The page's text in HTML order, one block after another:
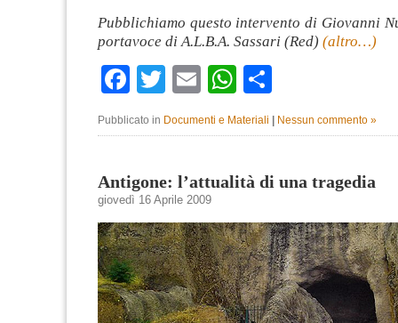
Pubblichiamo questo intervento di Giovanni
portavoce di A.L.B.A. Sassari (Red) (altro…)
Facebook
TwitterEmailWhatsApp
Pubblicato in Documenti e Materiali Nessun commento »
Antigone: l’attualità di una tragedia
giovedì 16 Aprile 2009